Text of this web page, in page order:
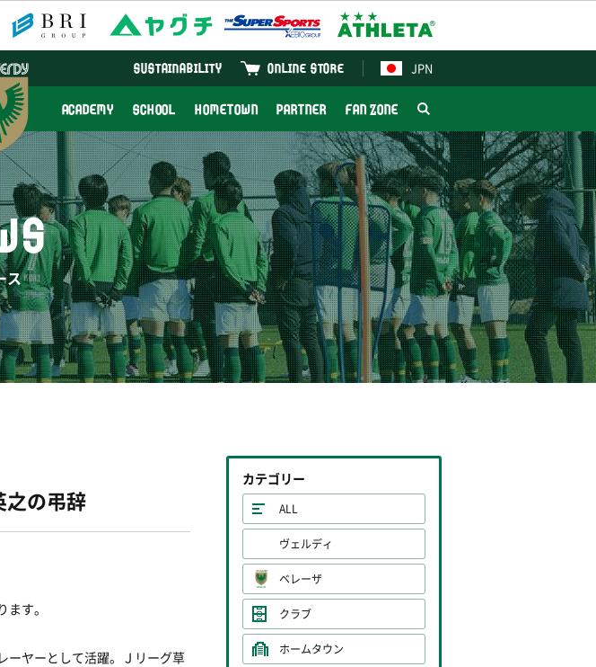
JPN
ONLINE STORE
SUSTAINABILITY
ACADEMY SCHOOL HOMETOWN PARTNER FAN ZONE
ス
之の弔辞
す。
ーヤーとして活躍。Ｊリーグ草
カテゴリー
ALL
ヴェルディ
ベレーザ
クラブ
ホームタウン